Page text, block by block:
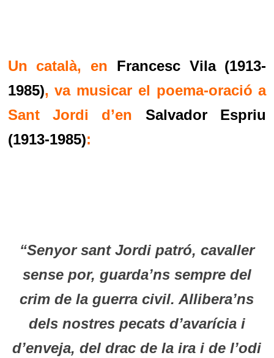
Un català, en Francesc Vila (1913-
1985), va musicar el poema-oració a
Sant Jordi d’en
Salvador Espriu
(1913-1985):
“Senyor sant Jordi patró, cavaller
sense por, guarda’ns sempre del
crim de la guerra civil. Allibera’ns
dels nostres pecats d’avarícia i
d’enveja, del drac de la ira i de l’odi